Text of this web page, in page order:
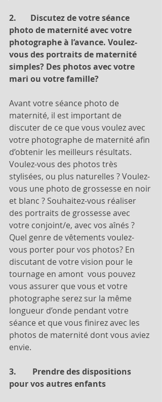
2.       Discutez de votre séance
photo de maternité avec votre
photographe à l’avance. Voulez-
vous des portraits de maternité
simples? Des photos avec votre
mari ou votre famille?
Avant votre séance photo de
maternité, il est important de
discuter de ce que vous voulez avec
votre photographe de maternité afin
d’obtenir les meilleurs résultats.
Voulez-vous des photos très
stylisées, ou plus naturelles ? Voulez-
vous une photo de grossesse en noir
et blanc ? Souhaitez-vous réaliser
des portraits de grossesse avec
votre conjoint/e, avec vos aînés ?
Quel genre de vêtements voulez-
vous porter pour vos photos? En
discutant de votre vision pour le
tournage en amont  vous pouvez
vous assurer que vous et votre
photographe serez sur la même
longueur d’onde pendant votre
séance et que vous finirez avec les
photos de maternité dont vous aviez
envie.
3.        Prendre des dispositions
pour vos autres enfants